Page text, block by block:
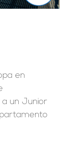
en
un Junior